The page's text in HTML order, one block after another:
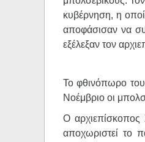
κυβέρνηση, η
αποφάσισαν να
εξέλεξαν τον
Το φθινόπωρο
Νοέμβριο οι
Ο αρχιεπίσκοπος
αποχωριστεί το